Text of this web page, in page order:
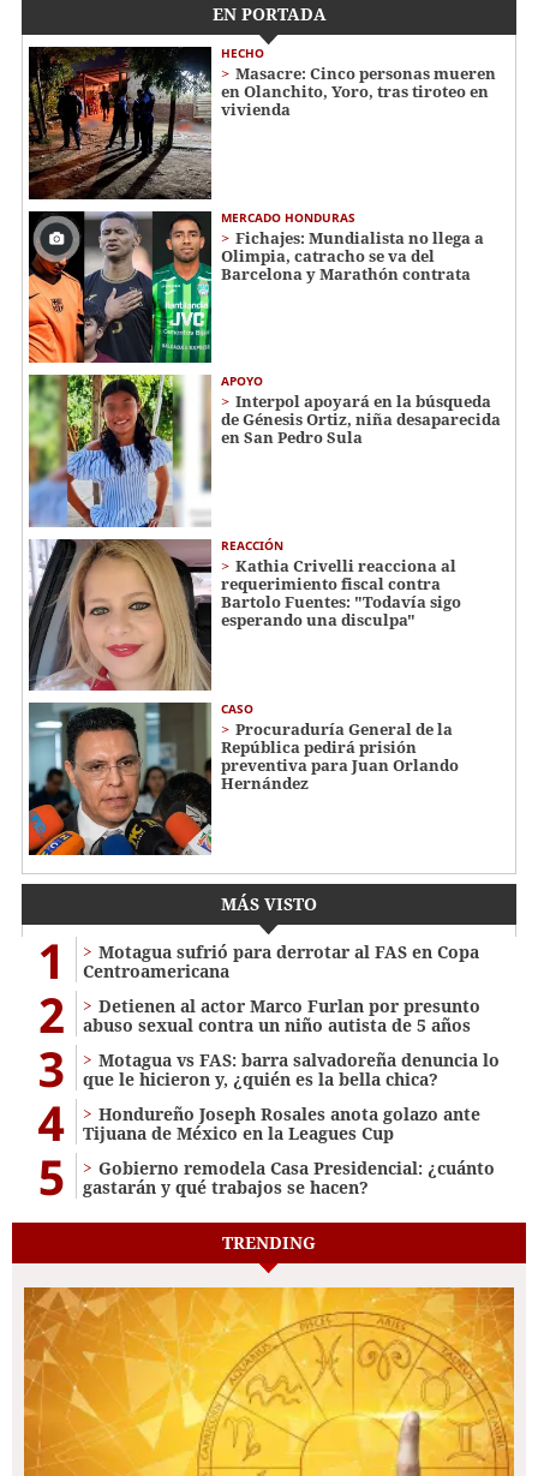
EN PORTADA
HECHO
Masacre: Cinco personas mueren
en Olanchito, Yoro, tras tiroteo en
vivienda
MERCADO HONDURAS
Fichajes: Mundialista no llega a
Olimpia, catracho se va del
Barcelona y Marathón contrata
APOYO
Interpol apoyará en la búsqueda
de Génesis Ortiz, niña desaparecida
en San Pedro Sula
REACCIÓN
Kathia Crivelli reacciona al
requerimiento fiscal contra
Bartolo Fuentes: "Todavía sigo
esperando una disculpa"
CASO
Procuraduría General de la
República pedirá prisión
preventiva para Juan Orlando
Hernández
MÁS VISTO
1
Motagua sufrió para derrotar al FAS en Copa
Centroamericana
2
Detienen al actor Marco Furlan por presunto
abuso sexual contra un niño autista de 5 años
3
Motagua vs FAS: barra salvadoreña denuncia lo
que le hicieron y, ¿quién es la bella chica?
4
Hondureño Joseph Rosales anota golazo ante
Tijuana de México en la Leagues Cup
5
Gobierno remodela Casa Presidencial: ¿cuánto
gastarán y qué trabajos se hacen?
TRENDING